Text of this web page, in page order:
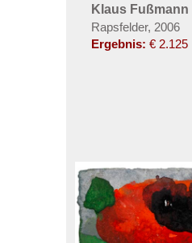
Klaus Fußmann
Rapsfelder, 2006
Ergebnis: € 2.125